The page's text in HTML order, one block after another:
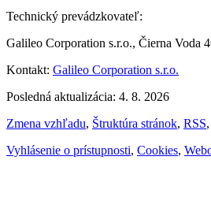
Technický prevádzkovateľ:
Galileo Corporation s.r.o., Čierna Voda
Kontakt: Galileo Corporation s.r.o.
Posledná aktualizácia: 4. 8. 2026
Zmena vzhľadu, Štruktúra stránok, RSS,
Vyhlásenie o prístupnosti, Cookies,